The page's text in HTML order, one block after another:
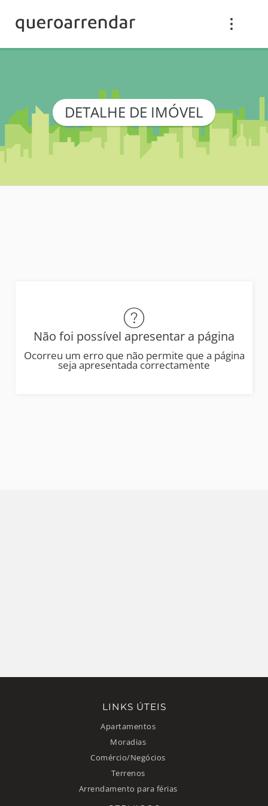
DETALHE DE IMÓVEL
Não foi possível apresentar a página
Ocorreu um erro que não permite que a página
seja apresentada correctamente
LINKS ÚTEIS
Apartamentos
Moradias
Comércio/Negócios
Terrenos
Arrendamento para férias